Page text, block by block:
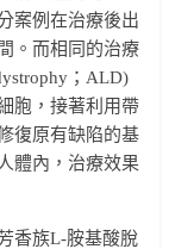
案例在治療後出
。而相同的治療
；ALD)
胞，接著利用帶
復原有缺陷的基
體內，治療效果
香族L-胺基酸脫